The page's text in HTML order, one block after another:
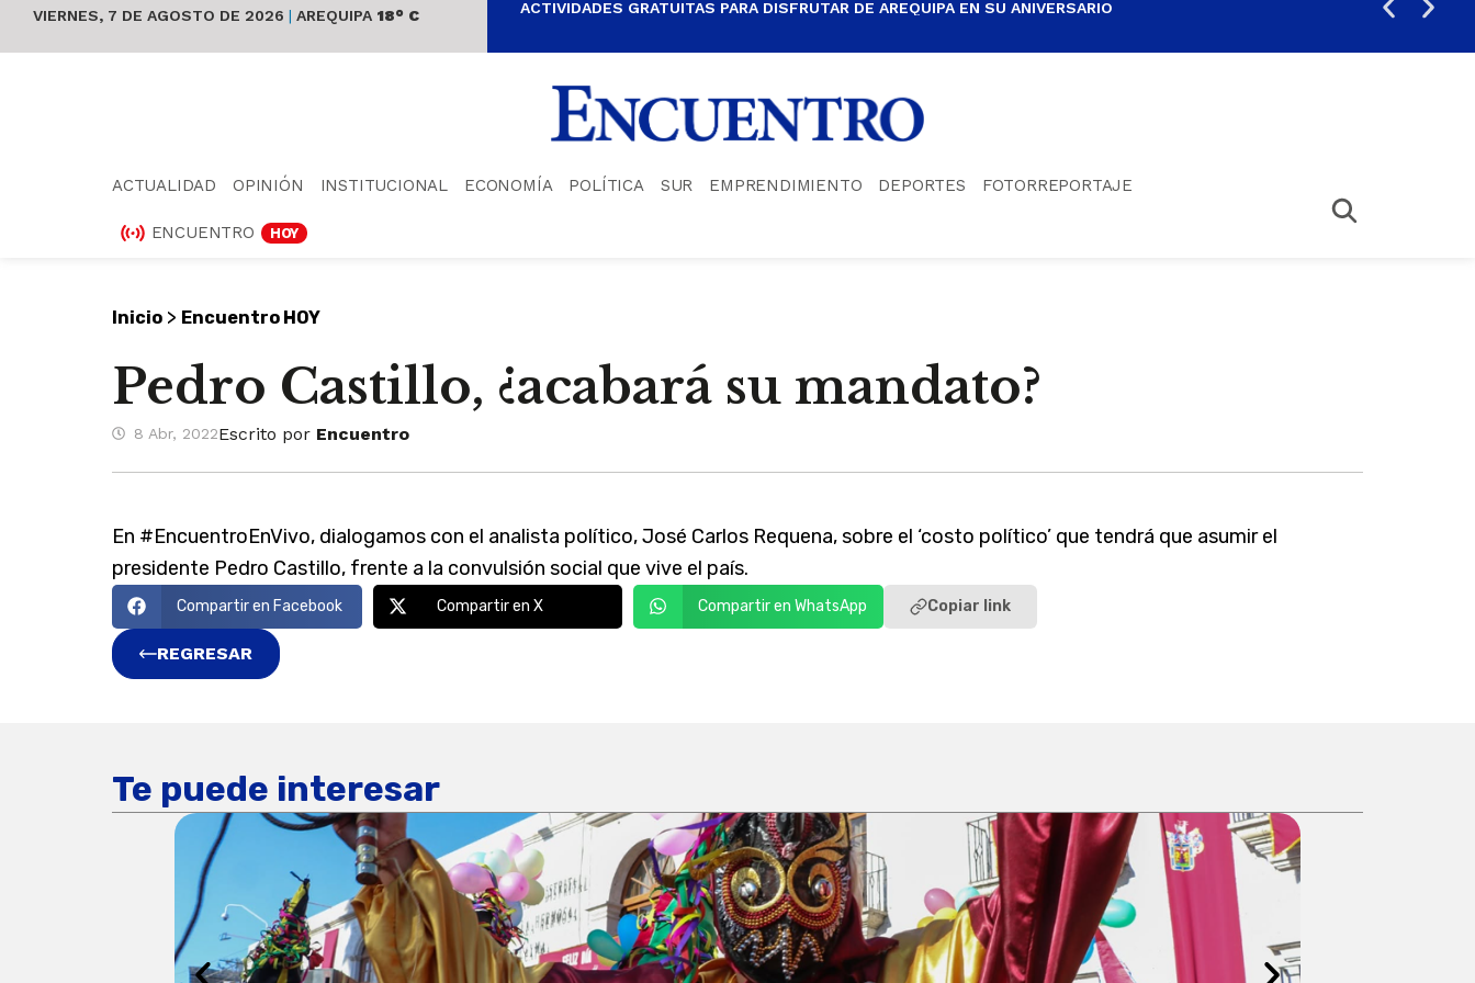
VIERNES, 7 DE AGOSTO DE 2026 | AREQUIPA 18° C ACTIVIDADES GRATUITAS PARA DISFRUTAR DE AREQUIPA EN SU ANIVERSARIO
ACTUALIDAD OPINIÓN INSTITUCIONAL ECONOMÍA POLÍTICA SUR EMPRENDIMIENTO DEPORTES FOTORREPORTAJE
ENCUENTRO HOY
Inicio > Encuentro HOY
Pedro Castillo, ¿acabará su mandato?
8 Abr, 2022Escrito por Encuentro
En #EncuentroEnVivo, dialogamos con el analista político, José Carlos Requena, sobre el ‘costo político’ que tendrá que asumir el
presidente Pedro Castillo, frente a la convulsión social que vive el país.
Compartir en Facebook Compartir en X Compartir en WhatsApp Copiar link
REGRESAR
Te puede interesar